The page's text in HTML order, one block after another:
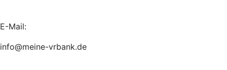
E-Mail:
info@meine-vrbank.de